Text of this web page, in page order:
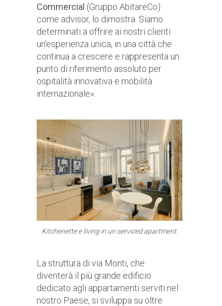
Commercial (Gruppo AbitareCo)
come advisor, lo dimostra. Siamo
determinati a offrire ai nostri clienti
un’esperienza unica, in una città che
continua a crescere e rappresenta un
punto di riferimento assoluto per
ospitalità innovativa e mobilità
internazionale».
Kitchenette e living in un serviced apartment.
La struttura di via Monti, che
diventerà il più grande edificio
dedicato agli appartamenti serviti nel
nostro Paese, si sviluppa su oltre